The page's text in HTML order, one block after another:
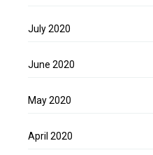
July 2020
June 2020
May 2020
April 2020